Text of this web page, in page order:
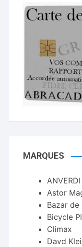
MARQUES
ANVERDI
Astor
Bazar de
Bicycle
Climax
Davd